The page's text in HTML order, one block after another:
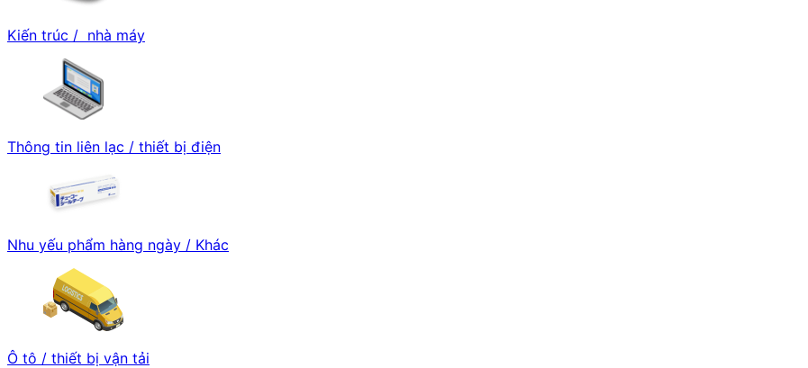
Kiến trúc / nhà máy
Thông tin liên lạc / thiết bị điện
Nhu yếu phẩm hàng ngày / Khác
Ô tô / thiết bị vận tải